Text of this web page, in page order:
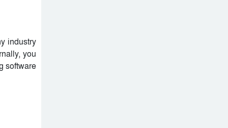
industry
you
software